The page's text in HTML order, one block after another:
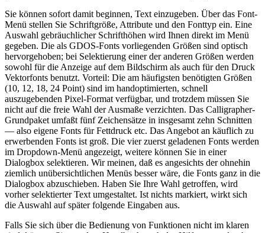
Sie können sofort damit beginnen, Text einzugeben. Über das Font-
Menü stellen Sie Schriftgröße, Attribute und den Fonttyp ein. Eine
Auswahl gebräuchlicher Schrifthöhen wird Ihnen direkt im Menü
gegeben. Die als GDOS-Fonts vorliegenden Größen sind optisch
hervorgehoben; bei Selektierung einer der anderen Größen werden
sowohl für die Anzeige auf dem Bildschirm als auch für den Druck
Vektorfonts benutzt. Vorteil: Die am häufigsten benötigten Größen
(10, 12, 18, 24 Point) sind im handoptimierten, schnell
auszugebenden Pixel-Format verfügbar, und trotzdem müssen Sie
nicht auf die freie Wahl der Ausmaße verzichten. Das Calligrapher-
Grundpaket umfaßt fünf Zeichensätze in insgesamt zehn Schnitten
— also eigene Fonts für Fettdruck etc. Das Angebot an käuflich zu
erwerbenden Fonts ist groß. Die vier zuerst geladenen Fonts werden
im Dropdown-Menü angezeigt, weitere können Sie in einer
Dialogbox selektieren. Wir meinen, daß es angesichts der ohnehin
ziemlich unübersichtlichen Menüs besser wäre, die Fonts ganz in die
Dialogbox abzuschieben. Haben Sie Ihre Wahl getroffen, wird
vorher selektierter Text umgestaltet. Ist nichts markiert, wirkt sich
die Auswahl auf später folgende Eingaben aus.
Falls Sie sich über die Bedienung von Funktionen nicht im klaren